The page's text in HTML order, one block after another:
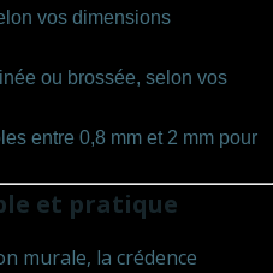
vos dimensions
ou brossée, selon vos
entre 0,8 mm et 2 mm pour
et pratique
murale, la crédence